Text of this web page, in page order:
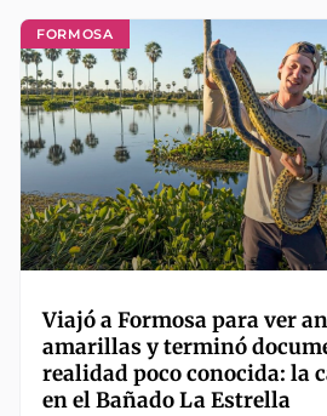
FORMOSA
Viajó a Formosa para ver
amarillas y terminó
realidad poco conocida: la
en el Bañado La Estrella